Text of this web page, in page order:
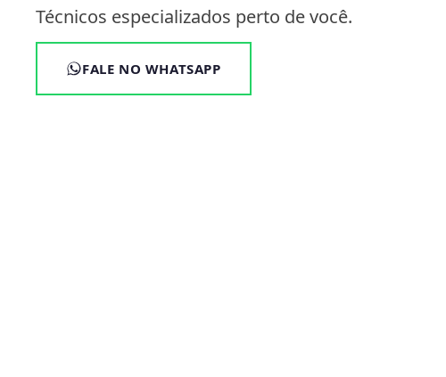
Técnicos especializados perto de você.
FALE NO WHATSAPP